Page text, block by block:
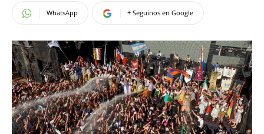
WhatsApp + Seguinos en Google